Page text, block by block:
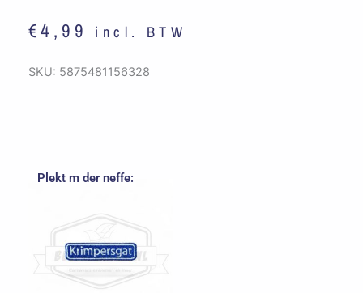
€4,99 incl. BTW
SKU: 5875481156328
Plekt m der neffe: